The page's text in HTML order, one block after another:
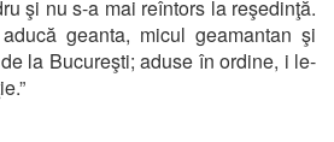
şi nu s-a mai reîntors la reşedinţă.
geanta, micul geamantan şi
la Bucureşti; aduse în ordine, i le-